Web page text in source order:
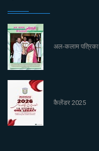
अल-कलाम पत्रिका
कैलेंडर 2025